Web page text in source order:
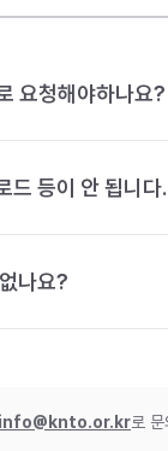
요청해야하나요?
드 등이 안 됩니
나요?
로